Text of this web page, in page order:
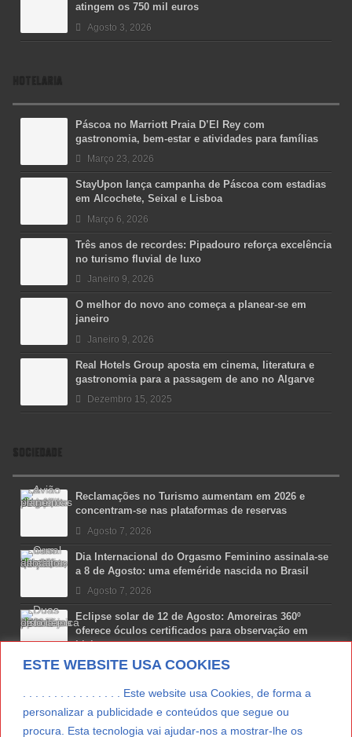
ESTE WEBSITE USA COOKIES
. . . . . . . . . . . . . . . . Este website usa Cookies, de forma a
personalizar a publicidade e conteúdos que segue ou
procura. Esta tecnologia vai ajudar-nos a mostrar-lhe os
atingem os 750 mil euros
Agosto 3, 2026
HOTELARIA
Páscoa no Marriott Praia D’El Rey com
gastronomia, bem-estar e atividades para famílias
Março 23, 2026
StayUpon lança campanha de Páscoa com estadias
em Alcochete, Seixal e Lisboa
Março 6, 2026
Três anos de recordes: Pipadouro reforça excelência
no turismo fluvial de luxo
Janeiro 9, 2026
O melhor do novo ano começa a planear-se em
janeiro
Janeiro 9, 2026
Real Hotels Group aposta em cinema, literatura e
gastronomia para a passagem de ano no Algarve
Dezembro 15, 2025
SOCIEDADE
Reclamações no Turismo aumentam em 2026 e
concentram-se nas plataformas de reservas
Agosto 7, 2026
Dia Internacional do Orgasmo Feminino assinala-se
a 8 de Agosto: uma efeméride nascida no Brasil
Agosto 7, 2026
Eclipse solar de 12 de Agosto: Amoreiras 360º
oferece óculos certificados para observação em
Lisboa
Agosto 7, 2026
Lua Afonso vence prémio internacional de liderança
Agosto 7, 2026